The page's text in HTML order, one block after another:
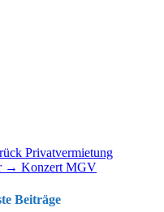
Vorhergehender
Beitrag:
Privatvermietung
→ Nächster
Konzert MGV
Beiträge